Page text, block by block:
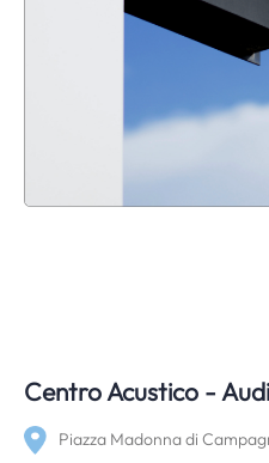
Centro Acustico -
Piazza Madonna di